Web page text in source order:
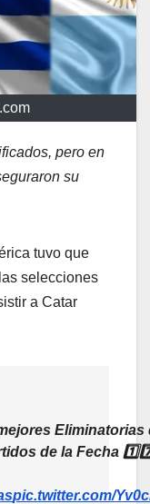
pero en
su
tuvo que
selecciones
a Catar
Eliminatorias
de la Fecha
pic.twitter.com/